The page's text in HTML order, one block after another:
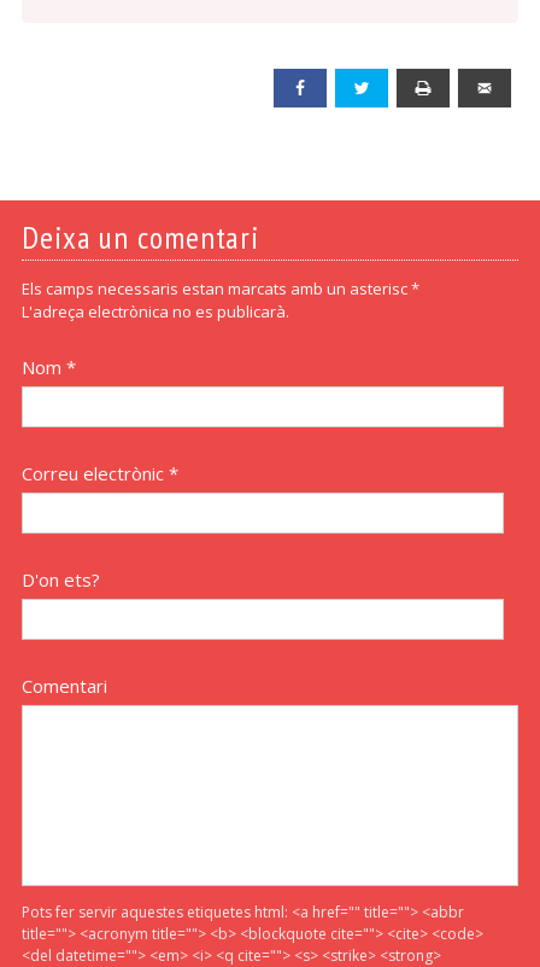
Facebook Twitter
Deixa un comentari
Els camps necessaris estan marcats amb un asterisc *
L'adreça electrònica no es publicarà.
Nom *
Correu electrònic *
D'on ets?
Comentari
Pots fer servir aquestes etiquetes html: <a href="" title=""> <abbr
title=""> <acronym title=""> <b> <blockquote cite=""> <cite> <code>
<del datetime=""> <em> <i> <q cite=""> <s> <strike> <strong>